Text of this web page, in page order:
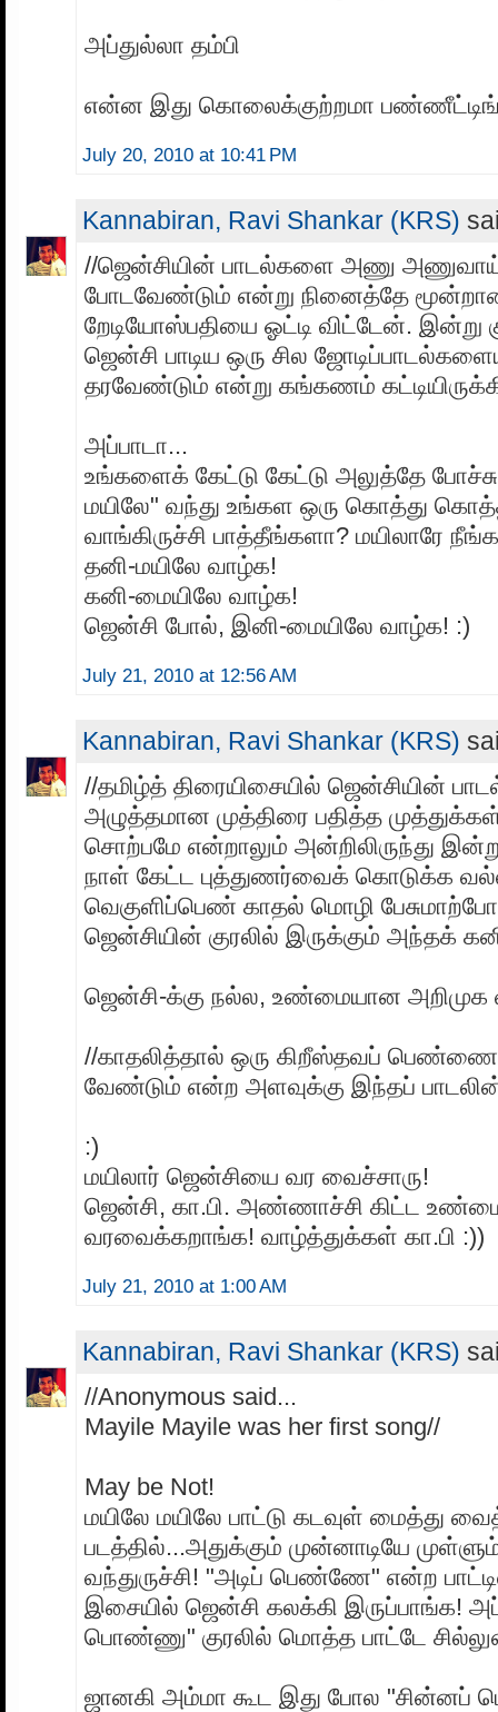
அப்துல்லா தம்பி
என்ன இது கொலைக்குற்றமா
July 20, 2010 at 10:41 PM
Kannabiran, Ravi Shankar (KRS)
//ஜென்சியின் பாடல்களை அணு அணுவாய்
போடவேண்டும் என்று நினைத்தே
றேடியோஸ்பதியை ஓட்டி விட்டேன். இன்று
ஜென்சி பாடிய ஒரு சில
தரவேண்டும் என்று கங்கணம்
அப்பாடா...
உங்களைக் கேட்டு கேட்டு அலுத்தே
மயிலே" வந்து உங்கள ஒரு கொத்து
வாங்கிருச்சி பாத்தீங்களா? மயிலாரே
தனி-மயிலே வாழ்க!
கனி-மையிலே வாழ்க!
ஜென்சி போல், இனி-மையிலே வாழ்க! :)
July 21, 2010 at 12:56 AM
Kannabiran, Ravi Shankar (KRS)
//தமிழ்த் திரையிசையில் ஜென்சியின்
அழுத்தமான முத்திரை பதித்த
சொற்பமே என்றாலும் அன்றிலிருந்து
நாள் கேட்ட புத்துணர்வைக் கொடுக்க
வெகுளிப்பெண் காதல் மொழி
ஜென்சியின் குரலில் இருக்கும் அந்தக்
ஜென்சி-க்கு நல்ல, உண்மையான அறிமுக
//காதலித்தால் ஒரு கிறீஸ்தவப்
வேண்டும் என்ற அளவுக்கு இந்தப் பாடலின்
:)
மயிலார் ஜென்சியை வர வைச்சாரு!
ஜென்சி, கா.பி. அண்ணாச்சி கிட்ட
வரவைக்கறாங்க! வாழ்த்துக்கள் கா.பி :))
July 21, 2010 at 1:00 AM
Kannabiran, Ravi Shankar (KRS)
//Anonymous said...
Mayile Mayile was her first song//
May be Not!
மயிலே மயிலே பாட்டு கடவுள் மைத்து
படத்தில்...அதுக்கும் முன்னாடியே
வந்துருச்சி! "அடிப் பெண்ணே" என்ற
இசையில் ஜென்சி கலக்கி இருப்பாங்க!
பொண்ணு" குரலில் மொத்த பாட்டே
ஜானகி அம்மா கூட இது போல